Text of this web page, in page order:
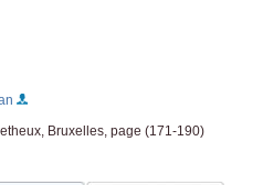
Bruxelles, page (171-190)